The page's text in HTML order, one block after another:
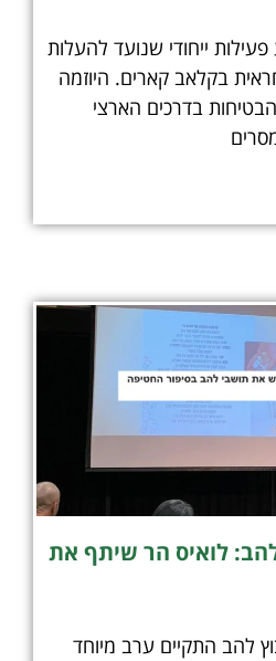
ייחודי שנועד להעלות
בקלאב קארים. היוזמה
בדרכים הארצי
לואיס הר שיתף את
להב התקיים ערב מיוחד